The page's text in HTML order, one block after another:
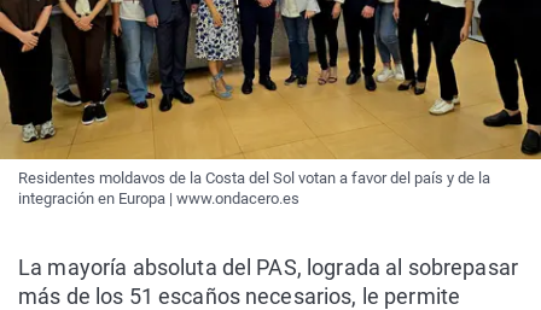
Residentes moldavos de la Costa del Sol votan a favor del país y de la
integración en Europa | www.ondacero.es
La mayoría absoluta del PAS, lograda al sobrepasar
más de los 51 escaños necesarios, le permite